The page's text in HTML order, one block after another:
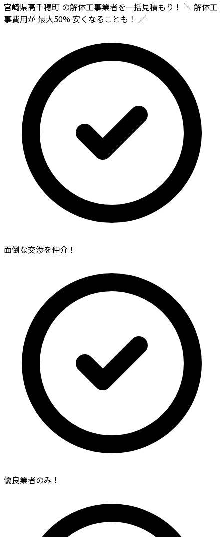
宮崎県高千穂町 の解体工事業者を一括見積もり！ ＼ 解体工
事費用が 最大50%安くなることも！ ／
面倒な交渉を仲介！
優良業者のみ！